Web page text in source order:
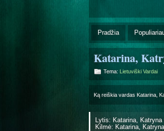
Pradžia
Katarina,
Tema: Lietuviški Vardai
Ką reiškia vardas Katarina,
Lytis: Katarina, Katryna
Kilmė: Katarina,